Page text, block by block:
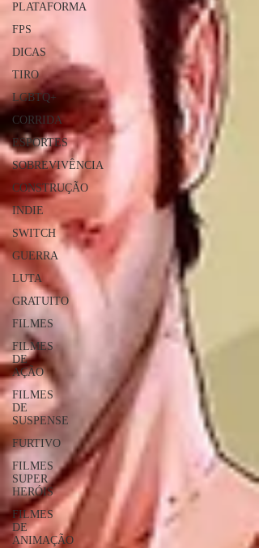
PLATAFORMA
FPS
DICAS
TIRO
LGBTQ+
CORRIDA
ESPORTES
SOBREVIVÊNCIA
CONSTRUÇÃO
INDIE
SWITCH
GUERRA
LUTA
GRATUITO
FILMES
FILMES
DE
AÇÃO
FILMES
DE
SUSPENSE
FURTIVO
FILMES
SUPER
HERÓIS
FILMES
DE
ANIMAÇÃO